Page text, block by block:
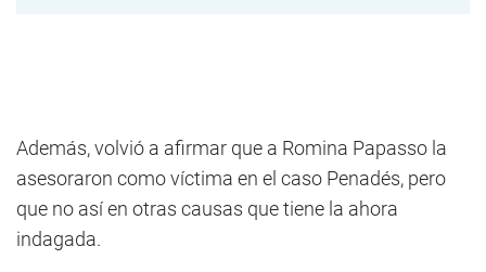
Además, volvió a afirmar que a Romina Papasso la
asesoraron como víctima en el caso Penadés, pero
que no así en otras causas que tiene la ahora
indagada.